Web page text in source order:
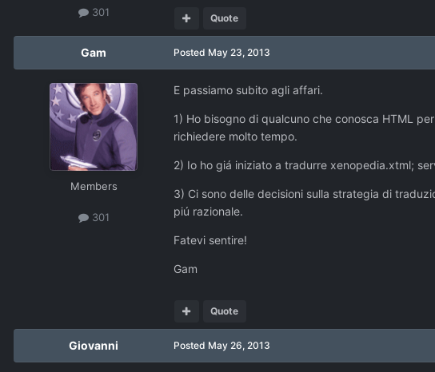
301 Quote
Gam
Members
301
Posted May 23, 2013
E passiamo subito agli affari.
1) Ho bisogno di qualcuno che conosca HTML
richiedere molto tempo.
2) Io ho giá iniziato a tradurre xenopedia.xtml;
3) Ci sono delle decisioni sulla strategia di
piú razionale.
Fatevi sentire!
Gam
Quote
Giovanni Posted May 26, 2013